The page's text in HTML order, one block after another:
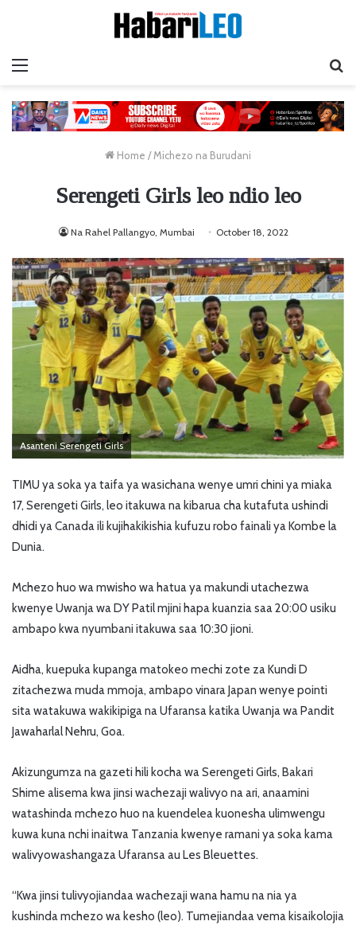
Home /Michezo na Burudani
Serengeti Girls leo ndio leo
Na Rahel Pallangyo, Mumbai October 18, 2022
Asanteni Serengeti Girls
TIMU ya soka ya taifa ya wasichana wenye umri chini ya miaka
17, Serengeti Girls, leo itakuwa na kibarua cha kutafuta ushindi
dhidi ya Canada ili kujihakikishia kufuzu robo fainali ya Kombe la
Dunia.
Mchezo huo wa mwisho wa hatua ya makundi utachezwa
kwenye Uwanja wa DY Patil mjini hapa kuanzia saa 20:00 usiku
ambapo kwa nyumbani itakuwa saa 10:30 jioni.
Aidha, kuepuka kupanga matokeo mechi zote za Kundi D
zitachezwa muda mmoja, ambapo vinara Japan wenye pointi
sita watakuwa wakikipiga na Ufaransa katika Uwanja wa Pandit
Jawaharlal Nehru, Goa.
Akizungumza na gazeti hili kocha wa Serengeti Girls, Bakari
Shime alisema kwa jinsi wachezaji walivyo na ari, anaamini
watashinda mchezo huo na kuendelea kuonesha ulimwengu
kuwa kuna nchi inaitwa Tanzania kwenye ramani ya soka kama
walivyowashangaza Ufaransa au Les Bleuettes.
“Kwa jinsi tulivyojiandaa wachezaji wana hamu na nia ya
kushinda mchezo wa kesho (leo). Tumejiandaa vema kisaikolojia